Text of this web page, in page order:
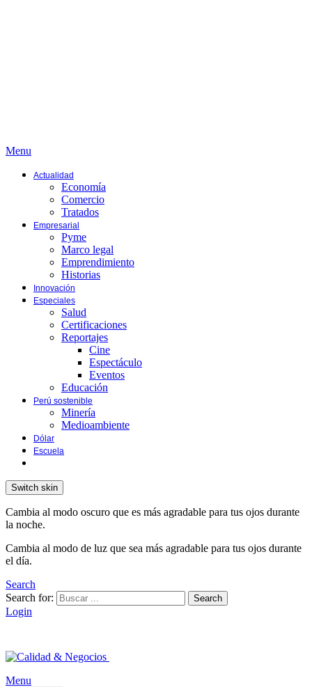
Menu
Actualidad
Economía
Comercio
Tratados
Empresarial
Pyme
Marco legal
Emprendimiento
Historias
Innovación
Especiales
Salud
Certificaciones
Reportajes
Cine
Espectáculo
Eventos
Educación
Perú sostenible
Minería
Medioambiente
Dólar
Escuela
Switch skin
Cambia al modo oscuro que es más agradable para tus ojos durante
la noche.
Cambia al modo de luz que sea más agradable para tus ojos durante
el día.
Search
Search for:
Search
Login
Menu